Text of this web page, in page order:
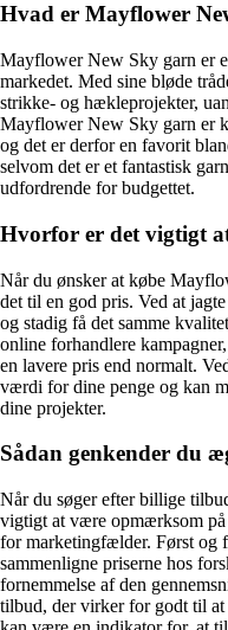
Hvad er Mayflower
Mayflower New Sky garn er
markedet. Med sine bløde
strikke- og hækleprojekter,
Mayflower New Sky garn er
og det er derfor en favorit
selvom det er et fantastisk
udfordrende for budgettet.
Hvorfor er det vigtigt
Når du ønsker at købe
det til en god pris. Ved at
og stadig få det samme
online forhandlere
en lavere pris end normalt.
værdi for dine penge og kan
dine projekter.
Sådan genkender du
Når du søger efter billige
vigtigt at være opmærksom
for marketingfælder. Først og
sammenligne priserne hos
fornemmelse af den
tilbud, der virker for godt til